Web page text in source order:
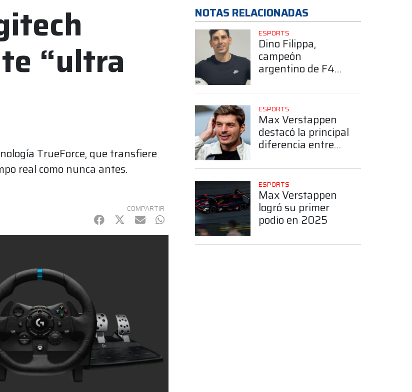
“ultra
TrueForce, que transfiere
real como nunca antes.
COMPARTIR
Facebook
Twitter
mail WhatsApp
NOTAS RELACIONADAS
ESPORTS
Dino Filippa,
campeón
argentino de F4
ESPORTS
Max Verstappen
destacó la principal
diferencia entre
las carreras reales
ESPORTS
Max Verstappen
logró su primer
podio en 2025